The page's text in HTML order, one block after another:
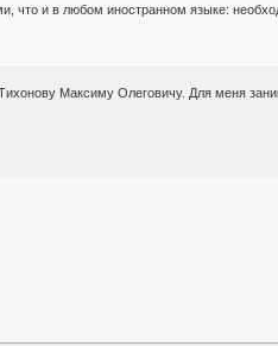
и в любом иностранном языке:
Максиму Олеговичу. Для меня